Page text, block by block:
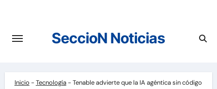
contenido
SeccioN Noticias
Inicio - Tecnología- Tenable advierte que la IA agéntica sin código